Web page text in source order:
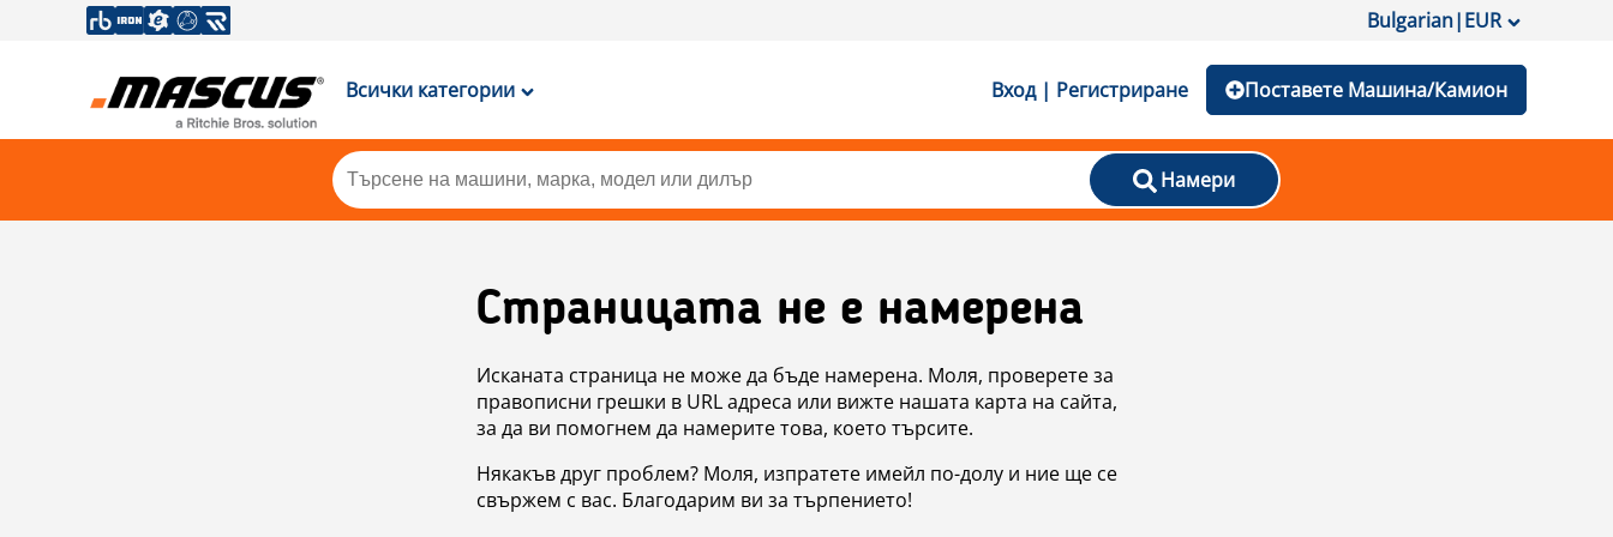
Bulgarian|EUR
Всички категории Вход | Регистриране Поставете Машина/Камион
Намери
Страницата не е намерена
Исканата страница не може да бъде намерена. Моля, проверете за
правописни грешки в URL адреса или вижте нашата карта на сайта,
за да ви помогнем да намерите това, което търсите.
Някакъв друг проблем? Моля, изпратете имейл по-долу и ние ще се
свържем с вас. Благодарим ви за търпението!